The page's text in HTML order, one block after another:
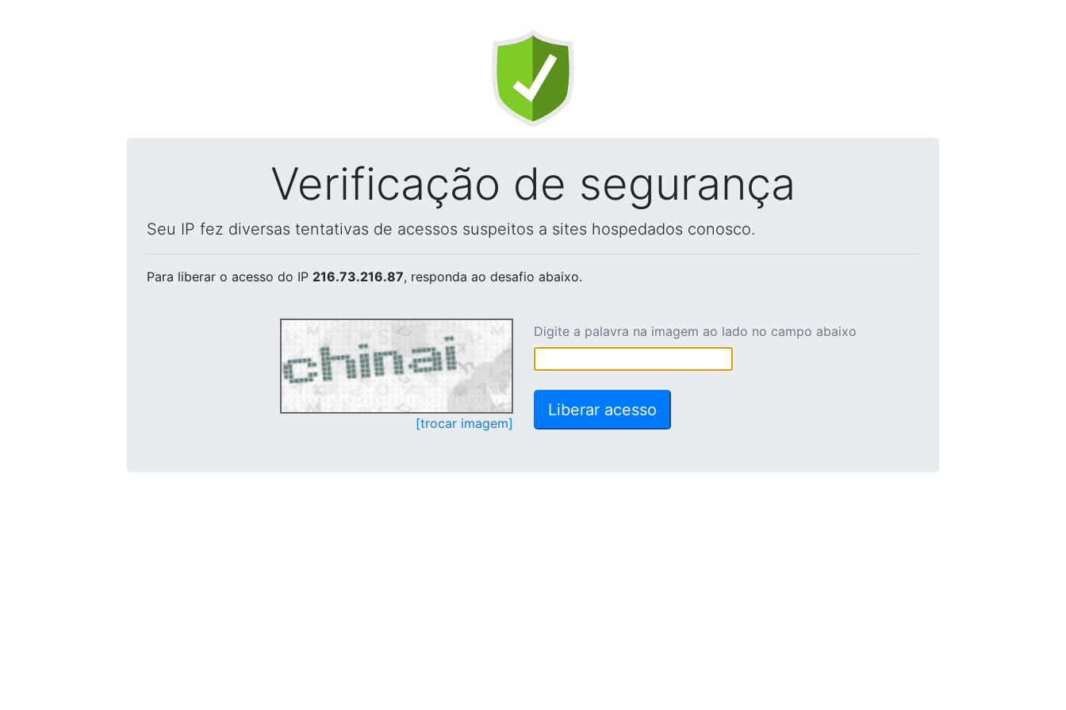
Verificação de segurança
Seu IP fez diversas tentativas de acessos suspeitos a sites hospedados conosco.
Para liberar o acesso do IP 216.73.216.87, responda ao desafio abaixo.
[trocar imagem]
Digite a palavra na imagem ao lado no campo abaixo